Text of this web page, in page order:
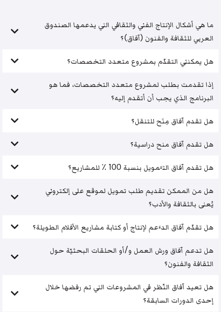
ما هي أشكال الإنتاج الفني والثقافي التي يدعمها الصندوق
العربي للثقافة والفنون (آفاق)؟
هل يمكنني التقدّم بمشروع متعدد التخصصات؟
إذا تقدمت بطلب لمشروع متعدد التخصصات، فما هو
البرنامج الذي يجب أن أتقدم إليه؟
هل تقدم آفاق مِنَح للتنقل؟
هل تقدم آفاق منح دراسية؟
هل تقدم آفاق التَّمويل بنسبة 100 ٪ للمشاريع؟
هل من الممكن تقديم طلب تمويل لموقع على إلكتروني
يُعنى بالثقافة والأدب؟
هل تقدّم آفاق الدَّعم لإنتاج أو كتابة مشاريع الأفلام الطويلة؟
هل تدعم آفاق ورش العمل و/أو الحلقات البحثيّة حول
الثقافة والفنون؟
هل تعيد آفاق النّظر في المشروعات التي تم رفضها خلال
إحدى الدورات السابقة؟